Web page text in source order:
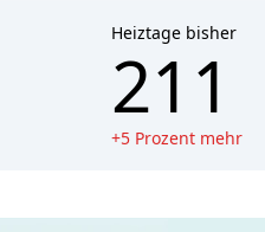
Heiztage bisher
211
+5 Prozent mehr